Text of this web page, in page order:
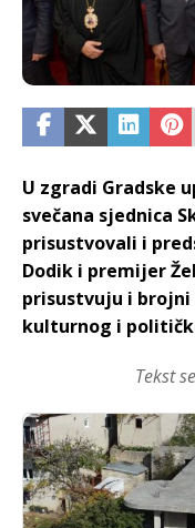
U zgradi Gradske
svečana sjednica
prisustvovali i
Dodik i premijer
prisustvuju i
kulturnog i
Tekst